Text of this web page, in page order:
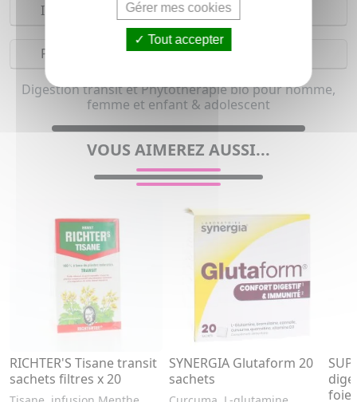
Indications
Précautions
Digestion transit et Phytothérapie bio pour homme,
femme et enfant & adolescent
VOUS AIMEREZ AUSSI...
RICHTER'S Tisane transit
sachets filtres x 20
SYNERGIA Glutaform 20
sachets
foie
Gérer mes cookies
Tout accepter